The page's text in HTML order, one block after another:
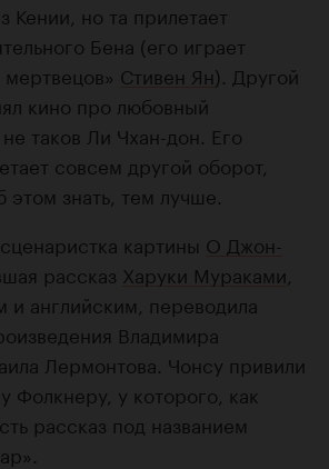
но та прилетает
Бена (его играет
мертвецов» Стивен Ян). Другой
кино про любовный
таков Ли Чхан-дон. Его
совсем другой оборот,
знать, тем лучше.
картины О Джон-
рассказ Харуки Мураками
и английским, переводила
Владимира
Лермонтова. Чонсу привили
Фолкнеру, у которого, как
рассказ под названием